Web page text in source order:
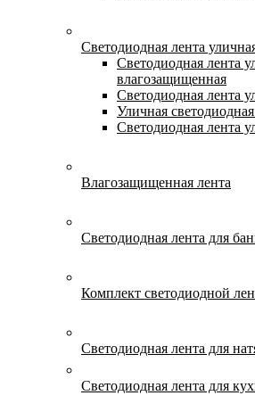
Светодиодная лента
Светодиодная лента
влагозащищенная
Светодиодная лента
Уличная
Светодиодная лента
Влагозащищенная лента
Светодиодная лента для
Комплект светодиодной
Светодиодная лента для
Светодиодная лента для